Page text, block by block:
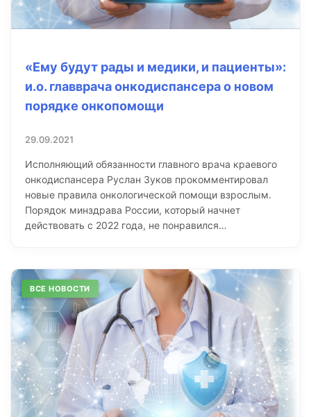
«Ему будут рады и медики, и пациенты»:
и.о. главврача онкодиспансера о новом
порядке онкопомощи
29.09.2021
Исполняющий обязанности главного врача краевого
онкодиспансера Руслан Зуков прокомментировал
новые правила онкологической помощи взрослым.
Порядок минздрава России, который начнет
действовать с 2022 года, не понравился…
ВСЕ НОВОСТИ